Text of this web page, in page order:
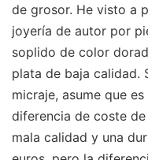
de grosor. He visto a
joyería de autor por
soplido de color
plata de baja calidad.
micraje, asume que
diferencia de coste
mala calidad y una